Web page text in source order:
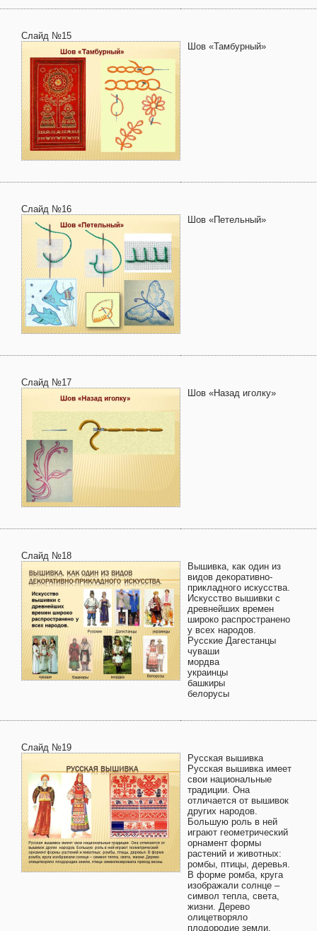
Слайд №15
Шов «Тамбурный»
Слайд №16
Шов «Петельный»
Слайд №17
Шов «Назад иголку»
Слайд №18
Вышивка, как один из
видов декоративно-
прикладного искусства.
Искусство вышивки с
древнейших времен
широко распространено
у всех народов.
Русские Дагестанцы
чуваши
мордва
украинцы
башкиры
белорусы
Слайд №19
Русская вышивка
Русская вышивка имеет
свои национальные
традиции. Она
отличается от вышивок
других народов.
Большую роль в ней
играют геометрический
орнамент формы
растений и животных:
ромбы, птицы, деревья.
В форме ромба, круга
изображали солнце –
символ тепла, света,
жизни. Дерево
олицетворяло
плодородие земли,